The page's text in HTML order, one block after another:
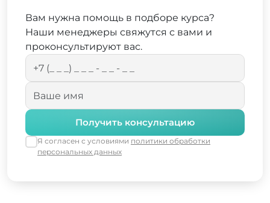
Вам нужна помощь в подборе курса?
Наши менеджеры свяжутся с вами и
проконсультируют вас.
Получить консультацию
Я согласен с условиями политики обработки
персональных данных